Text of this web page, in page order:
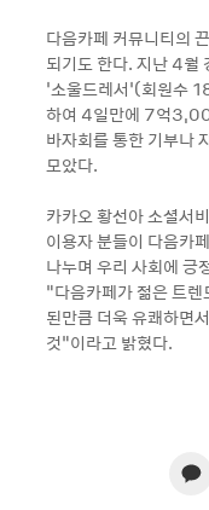
다음카페 커뮤니티의
되기도 한다. 지난 4월
‘소울드레서’(회원수
하여 4일만에 7억
바자회를 통한 기부나
모았다.
카카오 황선아 소셜서
이용자 분들이 다음카
나누며 우리 사회에 긍
“다음카페가 젊은 트
된만큼 더욱 유쾌하면
것”이라고 밝혔다.